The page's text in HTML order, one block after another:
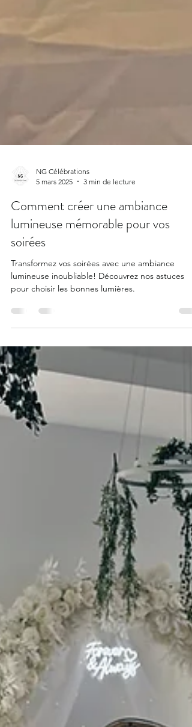
NG Célébrations
5 mars 2025
3 min de lecture
Comment créer une ambiance
lumineuse mémorable pour vos
soirées
Transformez vos soirées avec une ambiance
lumineuse inoubliable! Découvrez nos astuces